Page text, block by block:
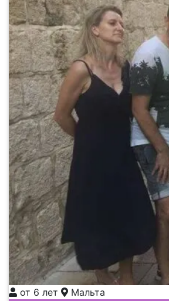
от 6 лет
Мальта